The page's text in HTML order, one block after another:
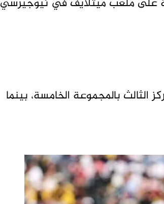
على ملعب ميتلايف في نيوجيرسي
رصيدها إلى “4” نقاط في المركز الثالث بالمجموعة الخامسة، بينما